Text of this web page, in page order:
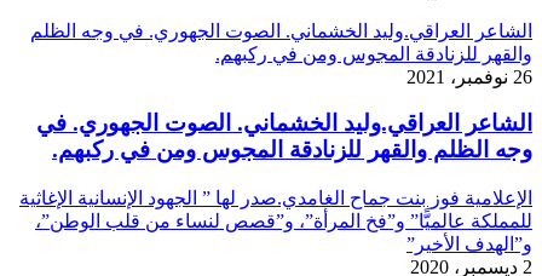
الشاعر العراقي.وليد الخشماني. الصوت الجهوري. في وجه الظلم
والقهر للزنادقة المجوس ومن في ركبهم.
26 نوفمبر، 2021
الشاعر العراقي.وليد الخشماني. الصوت الجهوري. في
وجه الظلم والقهر للزنادقة المجوس ومن في ركبهم.
الإعلامية فوز بنت جماح الغامدي.صدر لها ” الجهود الإنسانية الإغاثية
للمملكة عالميًّا” و”فخ المرأة”، و”قصص لنساء من قلب الوطن”،
و”الهدف الأخير”
2 ديسمبر، 2020